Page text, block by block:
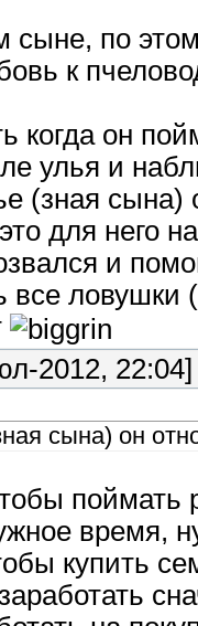
по
к
когда он
улья и
(зная сына)
для него
и
все ловушки
2012, 22:04]
сына) он
поймать
время,
купить